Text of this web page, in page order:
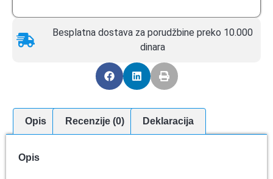
Besplatna dostava za porudžbine preko 10.000
dinara
Opis Recenzije (0) Deklaracija
Opis